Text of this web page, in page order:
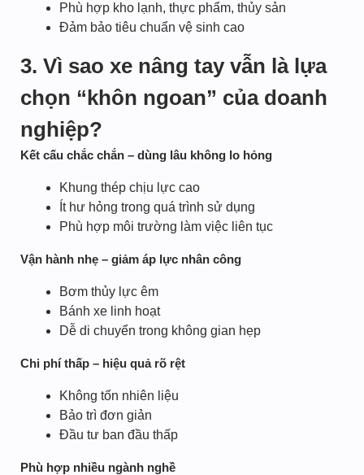
Phù hợp kho lạnh, thực phẩm, thủy sản
Đảm bảo tiêu chuẩn vệ sinh cao
3. Vì sao xe nâng tay vẫn là lựa
chọn “khôn ngoan” của doanh
nghiệp?
Kết cấu chắc chắn – dùng lâu không lo hỏng
Khung thép chịu lực cao
Ít hư hỏng trong quá trình sử dụng
Phù hợp môi trường làm việc liên tục
Vận hành nhẹ – giảm áp lực nhân công
Bơm thủy lực êm
Bánh xe linh hoạt
Dễ di chuyển trong không gian hẹp
Chi phí thấp – hiệu quả rõ rệt
Không tốn nhiên liệu
Bảo trì đơn giản
Đầu tư ban đầu thấp
Phù hợp nhiều ngành nghề